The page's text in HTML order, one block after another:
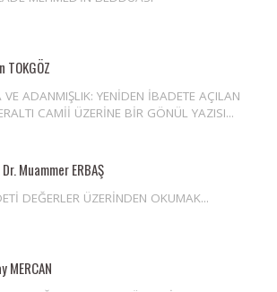
TOKGÖZ
VE ADANMIŞLIK: YENİDEN İBADETE AÇILAN
CAMİİ ÜZERİNE BİR GÖNÜL YAZISI...
Muammer ERBAŞ
DEĞERLER ÜZERİNDEN OKUMAK...
MERCAN